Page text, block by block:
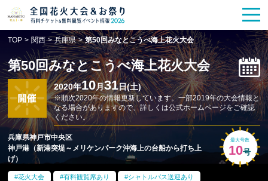
花火大会
HANABITOの道
有料観覧席販売一覧
ポスター一覧
SPICEレポート記事
今週末開催 花火・祭一覧
TOP > 関西 > 兵庫県 > 第50回みなとこうべ海上花火大会
第50回みなとこうべ海上花火大会
最大号数
10号
2020年10月31日(土)
※順次2020年の情報更新しています。一部2019年の大会情報と
なる場合がありますので、詳しくは公式ホームページをご確認
ください。
兵庫県神戸市中央区
神戸港（新港突堤～メリケンパーク沖海上の台船から打ち上
げ）
花火大会 有料観覧席あり
シャトルバス送迎あり